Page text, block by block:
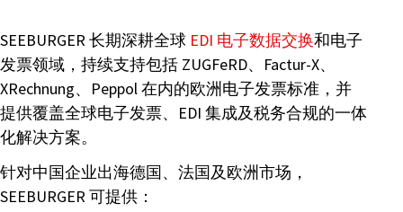
SEEBURGER 长期深耕全球 EDI 电子数据交换和电子
发票领域，持续支持包括 ZUGFeRD、Factur-X、
XRechnung、Peppol 在内的欧洲电子发票标准，并
提供覆盖全球电子发票、EDI 集成及税务合规的一体
化解决方案。
针对中国企业出海德国、法国及欧洲市场，
SEEBURGER 可提供：